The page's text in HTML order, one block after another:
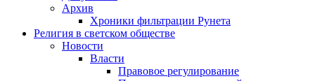
Архив
Хроники фильтрации Рунета
Религия в светском обществе
Новости
Власти
Правовое регулирование